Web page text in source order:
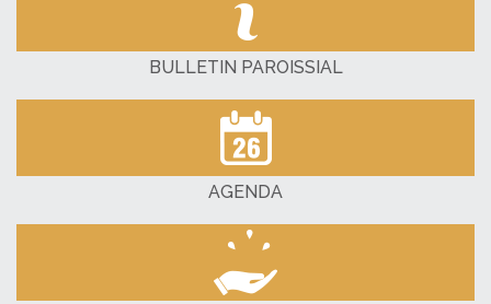
BULLETIN PAROISSIAL
AGENDA